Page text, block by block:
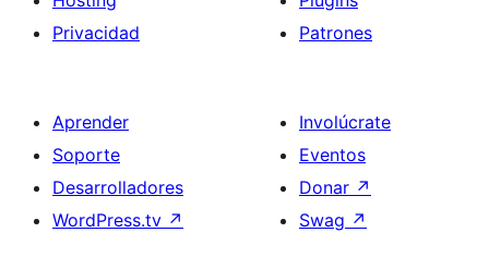
Privacidad
Patrones
Aprender
Soporte
Desarrolladores
WordPress.tv ↗
Involúcrate
Eventos
Donar ↗
Swag ↗